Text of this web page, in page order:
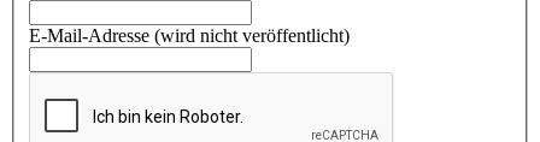
E-Mail-Adresse (wird nicht veröffentlicht)